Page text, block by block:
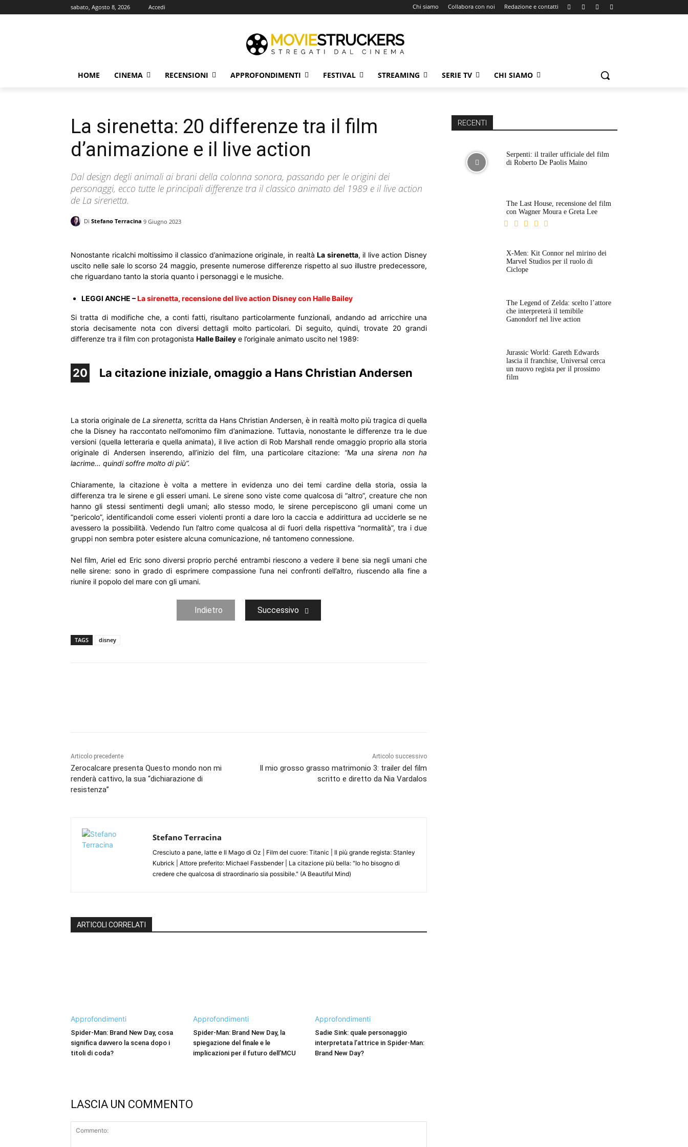
sabato, Agosto 8, 2026 Accedi Chi siamo Collabora con noi Redazione e contatti
HOME CINEMA RECENSIONI APPROFONDIMENTI FESTIVAL STREAMING SERIE TV CHI SIAMO
La sirenetta: 20 differenze tra il film
d’animazione e il live action
Dal design degli animali ai brani della colonna sonora, passando per le origini dei
personaggi, ecco tutte le principali differenze tra il classico animato del 1989 e il live action
de La sirenetta.
Di Stefano Terracina 9 Giugno 2023
Nonostante ricalchi moltissimo il classico d’animazione originale, in realtàLa sirenetta, il live action Disney
uscito nelle sale lo scorso 24 maggio, presente numerose differenze rispetto al suo illustre predecessore,
che riguardano tanto la storia quanto i personaggi e le musiche.
LEGGI ANCHE –La sirenetta, recensione del live action Disney con Halle Bailey
Si tratta di modifiche che, a conti fatti, risultano particolarmente funzionali, andando ad arricchire una
storia decisamente nota con diversi dettagli molto particolari. Di seguito, quindi, trovate 20 grandi
differenze tra il film con protagonista Halle Bailey e l’originale animato uscito nel 1989:
20 La citazione iniziale, omaggio a Hans Christian Andersen
La storia originale de La sirenetta, scritta da Hans Christian Andersen, è in realtà molto più tragica di quella
che la Disney ha raccontato nell’omonimo film d’animazione. Tuttavia, nonostante le differenze tra le due
versioni (quella letteraria e quella animata), il live action di Rob Marshall rende omaggio proprio alla storia
originale di Andersen inserendo, all’inizio del film, una particolare citazione: “Ma una sirena non ha
lacrime… quindi soffre molto di più”.
Chiaramente, la citazione è volta a mettere in evidenza uno dei temi cardine della storia, ossia la
differenza tra le sirene e gli esseri umani. Le sirene sono viste come qualcosa di “altro”, creature che non
hanno gli stessi sentimenti degli umani; allo stesso modo, le sirene percepiscono gli umani come un
“pericolo”, identificandoli come esseri violenti pronti a dare loro la caccia e addirittura ad ucciderle se ne
avessero la possibilità. Vedendo l’un l’altro come qualcosa al di fuori della rispettiva “normalità”, tra i due
gruppi non sembra poter esistere alcuna comunicazione, né tantomeno connessione.
Nel film, Ariel ed Eric sono diversi proprio perché entrambi riescono a vedere il bene sia negli umani che
nelle sirene: sono in grado di esprimere compassione l’una nei confronti dell’altro, riuscendo alla fine a
riunire il popolo del mare con gli umani.
Indietro Successivo
TAGS disney
Articolo precedente
Zerocalcare presenta Questo mondo non mi
renderà cattivo, la sua “dichiarazione di
resistenza”
Articolo successivo
Il mio grosso grasso matrimonio 3: trailer del film
scritto e diretto da Nia Vardalos
Stefano Terracina
Cresciuto a pane, latte e Il Mago di Oz | Film del cuore: Titanic | Il più grande regista: Stanley
Kubrick | Attore preferito: Michael Fassbender | La citazione più bella: "Io ho bisogno di
credere che qualcosa di straordinario sia possibile." (A Beautiful Mind)
ARTICOLI CORRELATI
Approfondimenti
Spider-Man: Brand New Day, cosa
significa davvero la scena dopo i
titoli di coda?
Approfondimenti
Spider-Man: Brand New Day, la
spiegazione del finale e le
implicazioni per il futuro dell’MCU
Approfondimenti
Sadie Sink: quale personaggio
interpretata l’attrice in Spider-Man:
Brand New Day?
LASCIA UN COMMENTO
RECENTI
Serpenti: il trailer ufficiale del film
di Roberto De Paolis Maino
The Last House, recensione del film
con Wagner Moura e Greta Lee
X-Men: Kit Connor nel mirino dei
Marvel Studios per il ruolo di
Ciclope
The Legend of Zelda: scelto l’attore
che interpreterà il temibile
Ganondorf nel live action
Jurassic World: Gareth Edwards
lascia il franchise, Universal cerca
un nuovo regista per il prossimo
film